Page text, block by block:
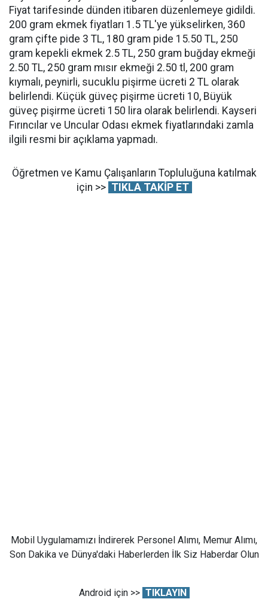
Fiyat tarifesinde dünden itibaren düzenlemeye gidildi.
200 gram ekmek fiyatları 1.5 TL'ye yükselirken, 360
gram çifte pide 3 TL, 180 gram pide 15.50 TL, 250
gram kepekli ekmek 2.5 TL, 250 gram buğday ekmeği
2.50 TL, 250 gram mısır ekmeği 2.50 tl, 200 gram
kıymalı, peynirli, sucuklu pişirme ücreti 2 TL olarak
belirlendi. Küçük güveç pişirme ücreti 10, Büyük
güveç pişirme ücreti 150 lira olarak belirlendi. Kayseri
Fırıncılar ve Uncular Odası ekmek fiyatlarındaki zamla
ilgili resmi bir açıklama yapmadı.
Öğretmen ve Kamu Çalışanların Topluluğuna katılmak
için >> TIKLA TAKİP ET
Mobil Uygulamamızı İndirerek Personel Alımı, Memur Alımı,
Son Dakika ve Dünya'daki Haberlerden İlk Siz Haberdar Olun
Android için >> TIKLAYIN